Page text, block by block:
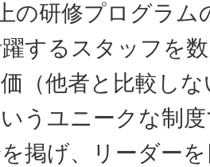
の研修プログラム
するスタッフを
（他者と比較し
うユニークな制
掲げ、リーダー